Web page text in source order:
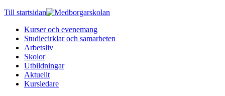
Till startsidan
Kurser och evenemang
Studiecirklar och samarbeten
Arbetsliv
Skolor
Utbildningar
Aktuellt
Kursledare